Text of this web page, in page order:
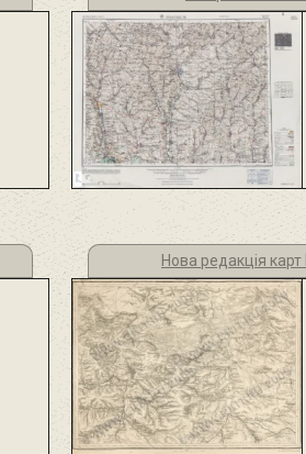
Нова редакція